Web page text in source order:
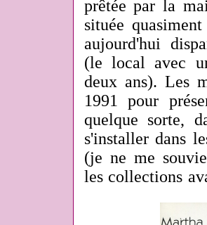
prêtée par la
située
aujourd'hui
(le local avec
deux ans). Les
1991 pour
quelque sorte,
s'installer dans
(je ne me
les collections